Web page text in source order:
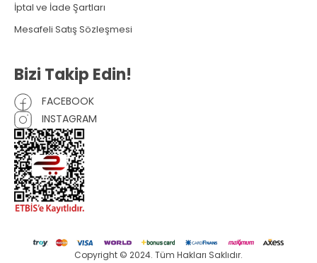
İptal ve İade Şartları
Mesafeli Satış Sözleşmesi
Bizi Takip Edin!
FACEBOOK
INSTAGRAM
Copyright © 2024. Tüm Hakları Saklıdır.